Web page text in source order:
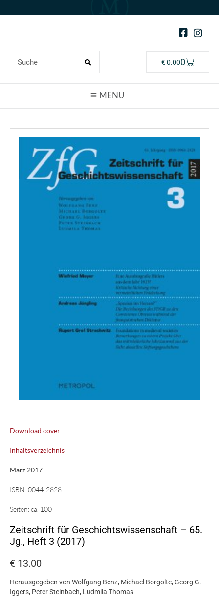
€0.000
Download cover
Inhaltsverzeichnis
März 2017
ISBN:0044-2828
Seiten:ca. 100
Zeitschrift für Geschichtswissenschaft – 65.
Jg., Heft 3 (2017)
€ 13.00
Herausgegeben von Wolfgang Benz, Michael Borgolte, Georg G.
Iggers, Peter Steinbach, Ludmila Thomas